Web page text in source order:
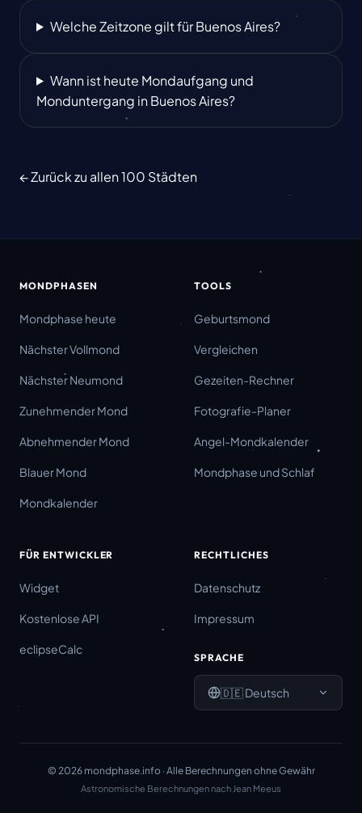
Welche Zeitzone gilt für Buenos Aires?
Wann ist heute Mondaufgang und
Monduntergang in Buenos Aires?
← Zurück zu allen 100 Städten
MONDPHASEN
Mondphase heute
Nächster Vollmond
Nächster Neumond
Zunehmender Mond
Abnehmender Mond
Blauer Mond
Mondkalender
TOOLS
Geburtsmond
Vergleichen
Gezeiten-Rechner
Fotografie-Planer
Angel-Mondkalender
Mondphase und Schlaf
FÜR ENTWICKLER
Widget
Kostenlose API
eclipseCalc
RECHTLICHES
Datenschutz
Impressum
SPRACHE
🇩🇪Deutsch
© 2026mondphase.info ·Alle Berechnungen ohne Gewähr
Astronomische Berechnungen nach Jean Meeus